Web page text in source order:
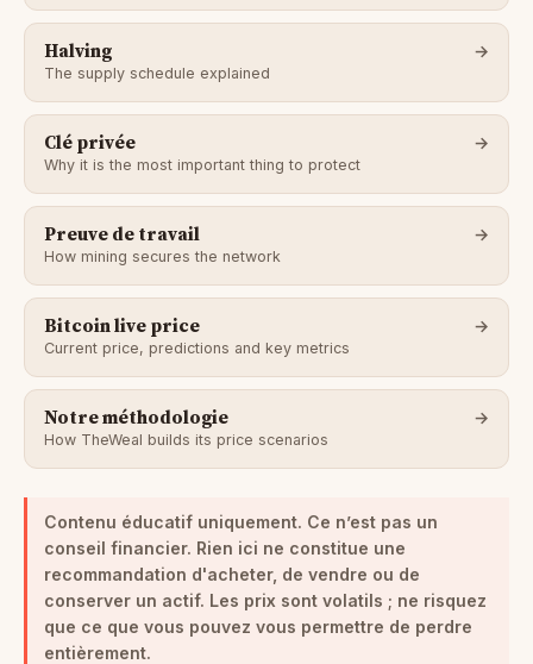
Halving
The supply schedule explained
Clé privée
Why it is the most important thing to protect
Preuve de travail
How mining secures the network
Bitcoin live price
Current price, predictions and key metrics
Notre méthodologie
How TheWeal builds its price scenarios
Contenu éducatif uniquement. Ce n’est pas un
conseil financier. Rien ici ne constitue une
recommandation d'acheter, de vendre ou de
conserver un actif. Les prix sont volatils ; ne risquez
que ce que vous pouvez vous permettre de perdre
entièrement.